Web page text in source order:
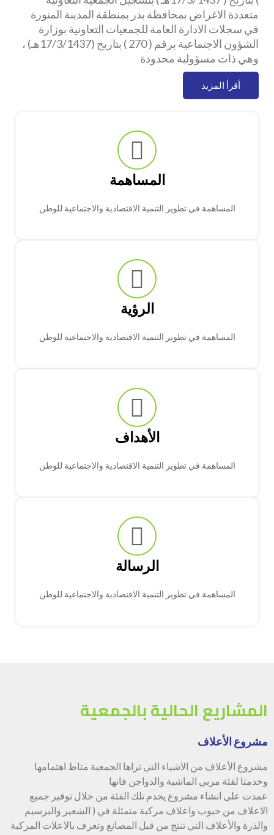
متعددة الاغراض بمحافظة بدر بمنطقة المدينة المنورة
في سجلات الادارة العامة للجمعيات التعاونية بوزارة
الشؤون الاجتماعية برقم ( 270 ) بتاريخ (17/3/1437هـ) ،
وهي ذات مسؤولية محدودة
أقرأ المزيد
المساهمة
المساهمة في تطوير التنمية الاقتصادية والاجتماعية للوطن
الرؤية
المساهمة في تطوير التنمية الاقتصادية والاجتماعية للوطن
الأهداف
المساهمة في تطوير التنمية الاقتصادية والاجتماعية للوطن
الرسالة
المساهمة في تطوير التنمية الاقتصادية والاجتماعية للوطن
المشاريع الحالية بالجمعية
مشروع الأعلاف
مشروع الأعلاف من الاشياء التي تراها الجمعية مناط اهتمامها
وخدمتا لفئة مربي الماشية والدواجن فانها
عمدت على انشاء مشروع يخدم تلك الفئة من خلال توفير جميع
الاعلاف من حبوب واعلاف مركبة متمثلة في ( الشعير والبرسيم
والذرة والأعلاف التي تنتج من قبل المصانع وتعرف بالاعلات المركبة